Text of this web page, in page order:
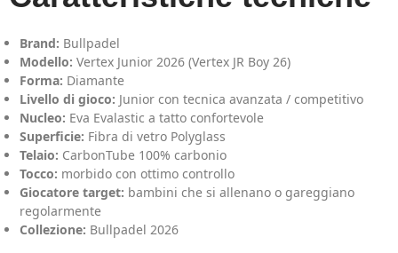
Brand: Bullpadel
Modello: Vertex Junior 2026 (Vertex JR Boy 26)
Forma: Diamante
Livello di gioco: Junior con tecnica avanzata / competitivo
Nucleo: Eva Evalastic a tatto confortevole
Superficie: Fibra di vetro Polyglass
Telaio: CarbonTube 100% carbonio
Tocco: morbido con ottimo controllo
Giocatore target: bambini che si allenano o gareggiano
regolarmente
Collezione: Bullpadel 2026